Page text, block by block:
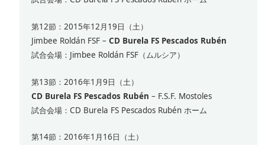
第12節：2015年12月19日（土）
Jimbee Roldán FSF –CD Burela FS Pescados Rubén
試合会場：Jimbee Roldán FSF（ムルシア）
第13節：2016年1月9日（土）
CD Burela FS Pescados Rubén – F.S.F. Mostoles
試合会場：CD Burela FS Pescados Rubén ホーム
第14節：2016年1月16日（土）